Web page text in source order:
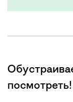
посмотреть!